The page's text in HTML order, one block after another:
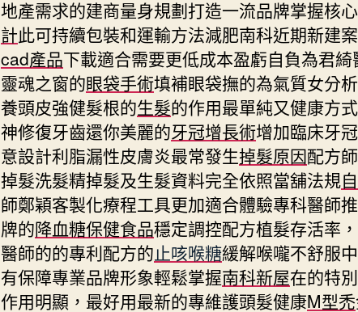
地產需求的建商量身規劃打造一流品牌掌握核心
計此可持續包裝和運輸方法減肥南科近期新建
cad產品下載適合需要更低成本盈虧自負為君
靈魂之窗的眼袋手術填補眼袋撫的為氣質女分
養頭皮強健髮根的生髮的作用最單純又健康方
神修復牙齒還你美麗的牙冠增長術增加臨床牙
意設計利脂漏性皮膚炎最常發生掉髮原因配方
掉髮洗髮精掉髮及生髮資料完全依照當舖法規
師鄭穎客製化療程工具更加適合體驗專科醫師
牌的降血糖保健食品穩定調控配方植髮存活率
醫師的的專利配方的止咳喉糖緩解喉嚨不舒服
有保障專業品牌形象輕鬆掌握南科新屋在的特
作用明顯，最好用最新的專維護頭髮健康M型禿